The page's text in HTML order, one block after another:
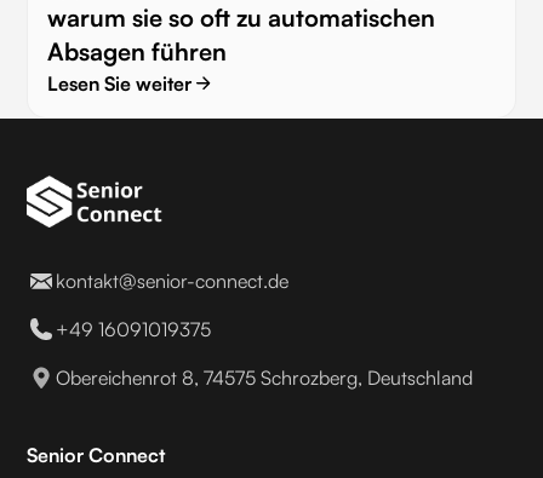
warum sie so oft zu automatischen
Absagen führen
Lesen Sie weiter
kontakt@senior-connect.de
+49 16091019375
Obereichenrot 8, 74575 Schrozberg, Deutschland
Senior Connect